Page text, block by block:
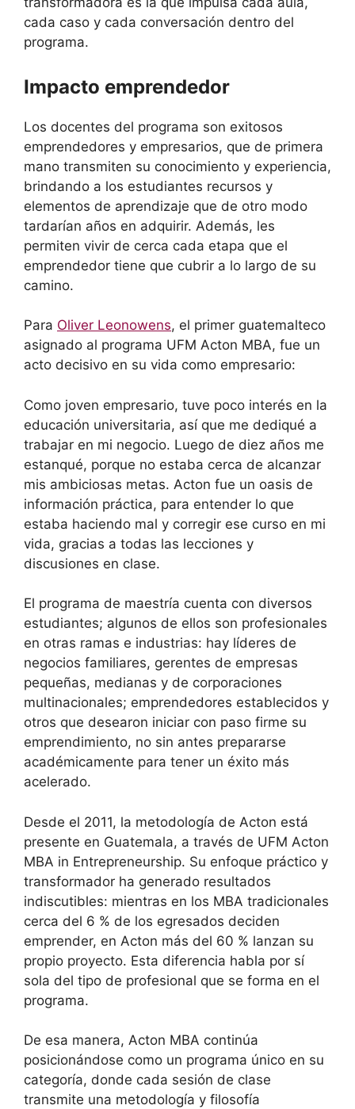
cada caso y cada conversación dentro del
programa.
Impacto emprendedor
Los docentes del programa son exitosos
emprendedores y empresarios, que de primera
mano transmiten su conocimiento y experiencia,
brindando a los estudiantes recursos y
elementos de aprendizaje que de otro modo
tardarían años en adquirir. Además, les
permiten vivir de cerca cada etapa que el
emprendedor tiene que cubrir a lo largo de su
camino.
Para Oliver Leonowens, el primer guatemalteco
asignado al programa UFM Acton MBA, fue un
acto decisivo en su vida como empresario:
Como joven empresario, tuve poco interés en la
educación universitaria, así que me dediqué a
trabajar en mi negocio. Luego de diez años me
estanqué, porque no estaba cerca de alcanzar
mis ambiciosas metas. Acton fue un oasis de
información práctica, para entender lo que
estaba haciendo mal y corregir ese curso en mi
vida, gracias a todas las lecciones y
discusiones en clase.
El programa de maestría cuenta con diversos
estudiantes; algunos de ellos son profesionales
en otras ramas e industrias: hay líderes de
negocios familiares, gerentes de empresas
pequeñas, medianas y de corporaciones
multinacionales; emprendedores establecidos y
otros que desearon iniciar con paso firme su
emprendimiento, no sin antes prepararse
académicamente para tener un éxito más
acelerado.
Desde el 2011, la metodología de Acton está
presente en Guatemala, a través de UFM Acton
MBA in Entrepreneurship. Su enfoque práctico y
transformador ha generado resultados
indiscutibles: mientras en los MBA tradicionales
cerca del 6 % de los egresados deciden
emprender, en Acton más del 60 % lanzan su
propio proyecto. Esta diferencia habla por sí
sola del tipo de profesional que se forma en el
programa.
De esa manera, Acton MBA continúa
posicionándose como un programa único en su
categoría, donde cada sesión de clase
transmite una metodología y filosofía